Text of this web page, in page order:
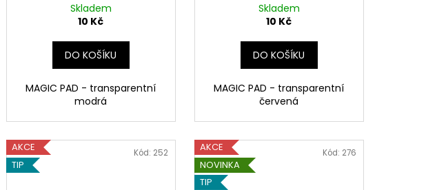
Skladem
10 Kč
DO KOŠÍKU
MAGIC PAD - transparentní
modrá
Skladem
10 Kč
DO KOŠÍKU
MAGIC PAD - transparentní
červená
AKCE
TIP
Kód: 252
AKCE
NOVINKA
TIP
Kód: 276